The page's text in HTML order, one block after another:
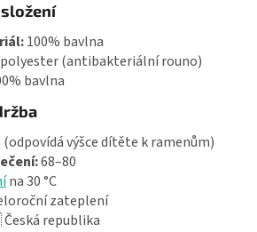
100% bavlna
polyester (antibakteriální rouno)
bavlna
(odpovídá výšce dítěte k ramenům)
68–80
na 30 °C
zateplení
republika